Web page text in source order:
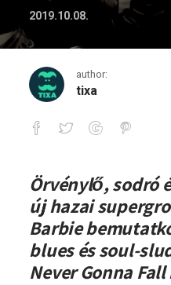
2019.10.08.
author:
tixa
Megjelent a
Örvénylő, sodró
új hazai
Barbie
blues és soul-
Never Gonna